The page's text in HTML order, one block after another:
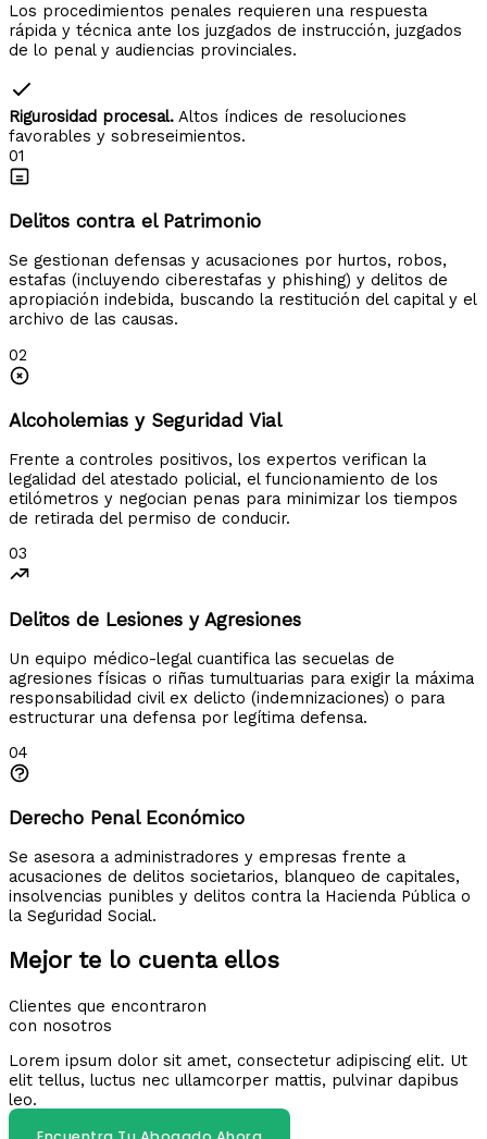
Los procedimientos penales requieren una respuesta
rápida y técnica ante los juzgados de instrucción, juzgados
de lo penal y audiencias provinciales.
Rigurosidad procesal. Altos índices de resoluciones
favorables y sobreseimientos.
01
Delitos contra el Patrimonio
Se gestionan defensas y acusaciones por hurtos, robos,
estafas (incluyendo ciberestafas y phishing) y delitos de
apropiación indebida, buscando la restitución del capital y el
archivo de las causas.
02
Alcoholemias y Seguridad Vial
Frente a controles positivos, los expertos verifican la
legalidad del atestado policial, el funcionamiento de los
etilómetros y negocian penas para minimizar los tiempos
de retirada del permiso de conducir.
03
Delitos de Lesiones y Agresiones
Un equipo médico-legal cuantifica las secuelas de
agresiones físicas o riñas tumultuarias para exigir la máxima
responsabilidad civil ex delicto (indemnizaciones) o para
estructurar una defensa por legítima defensa.
04
Derecho Penal Económico
Se asesora a administradores y empresas frente a
acusaciones de delitos societarios, blanqueo de capitales,
insolvencias punibles y delitos contra la Hacienda Pública o
la Seguridad Social.
Mejor te lo cuenta ellos
Clientes que encontraron
con nosotros
Lorem ipsum dolor sit amet, consectetur adipiscing elit. Ut
elit tellus, luctus nec ullamcorper mattis, pulvinar dapibus
leo.